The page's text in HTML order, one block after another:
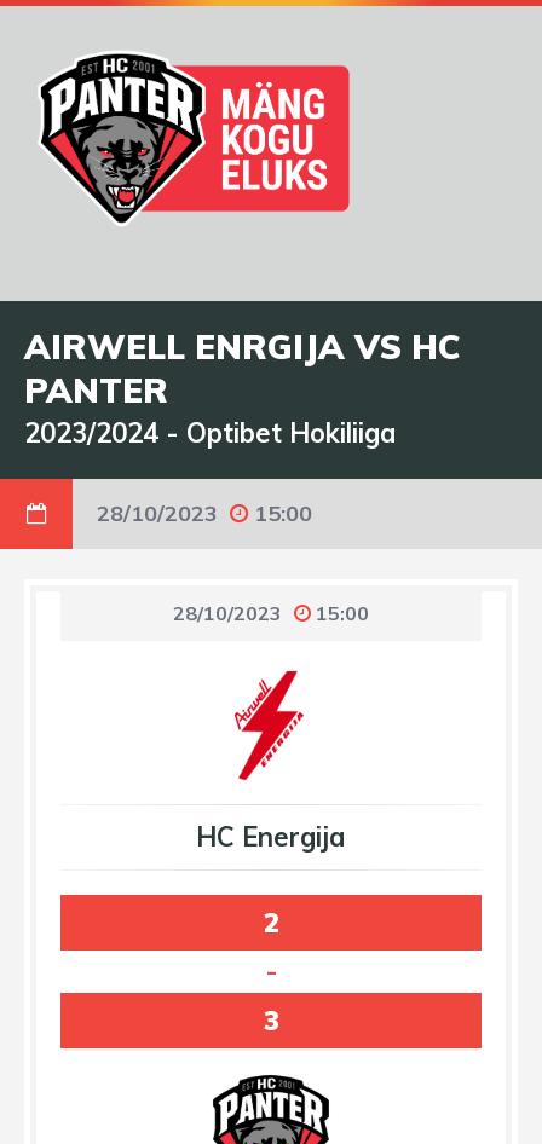
AIRWELL ENRGIJA VS HC
PANTER
2023/2024 - Optibet Hokiliiga
28/10/2023 15:00
28/10/2023 15:00
HC Energija
2
-
3